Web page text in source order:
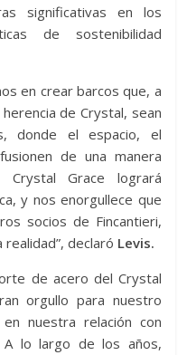
significativas en los
de sostenibilidad
en crear barcos que, a
de Crystal, sean
donde el espacio, el
de una manera
Crystal Grace logrará
y nos enorgullece que
socios de Fincantieri,
realidad”, declaró Levis.
de acero del Crystal
orgullo para nuestro
nuestra relación con
A lo largo de los años,